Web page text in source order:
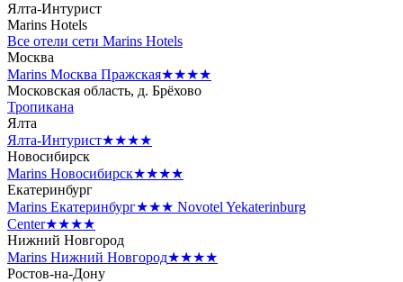
Ялта-Интурист
Marins Hotels
Все отели сети Marins Hotels
Москва
Marins Москва Пражская★★★★
Московская область, д. Брёхово
Тропикана
Ялта
Ялта-Интурист★★★★
Новосибирск
Marins Новосибирск★★★★
Екатеринбург
Marins Екатеринбург★★★ Novotel Yekaterinburg
Center★★★★
Нижний Новгород
Marins Нижний Новгород★★★★
Ростов-на-Дону